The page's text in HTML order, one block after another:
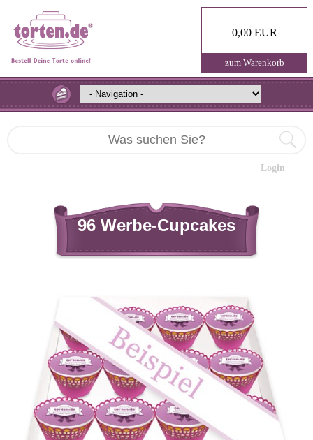
0,00 EUR
zum Warenkorb
Login
96 Werbe-Cupcakes